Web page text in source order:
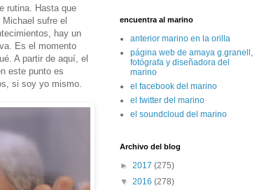
rutina. Hasta que
sufre el
hay un
Es el momento
A partir de aquí, el
este punto es
si soy yo mismo.
encuentra al marino
anterior marino en la orilla
página web de amaya g.granell,
fotógrafa y diseñadora del
marino
el facebook del marino
el twitter del marino
el soundcloud del marino
Archivo del blog
► 2017 (275)
▼ 2016 (278)